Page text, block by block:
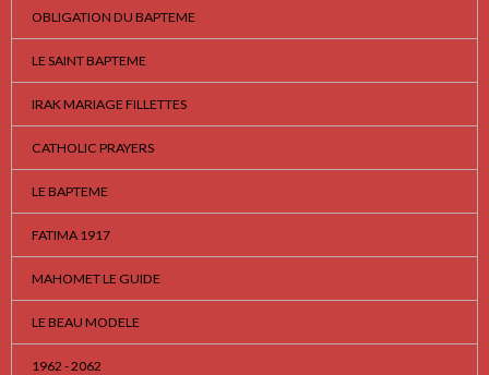
OBLIGATION DU BAPTEME
LE SAINT BAPTEME
IRAK MARIAGE FILLETTES
CATHOLIC PRAYERS
LE BAPTEME
FATIMA 1917
MAHOMET LE GUIDE
LE BEAU MODELE
1962 - 2062